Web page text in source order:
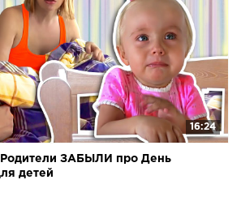
16:24
ЗАБЫЛИ про День
детей